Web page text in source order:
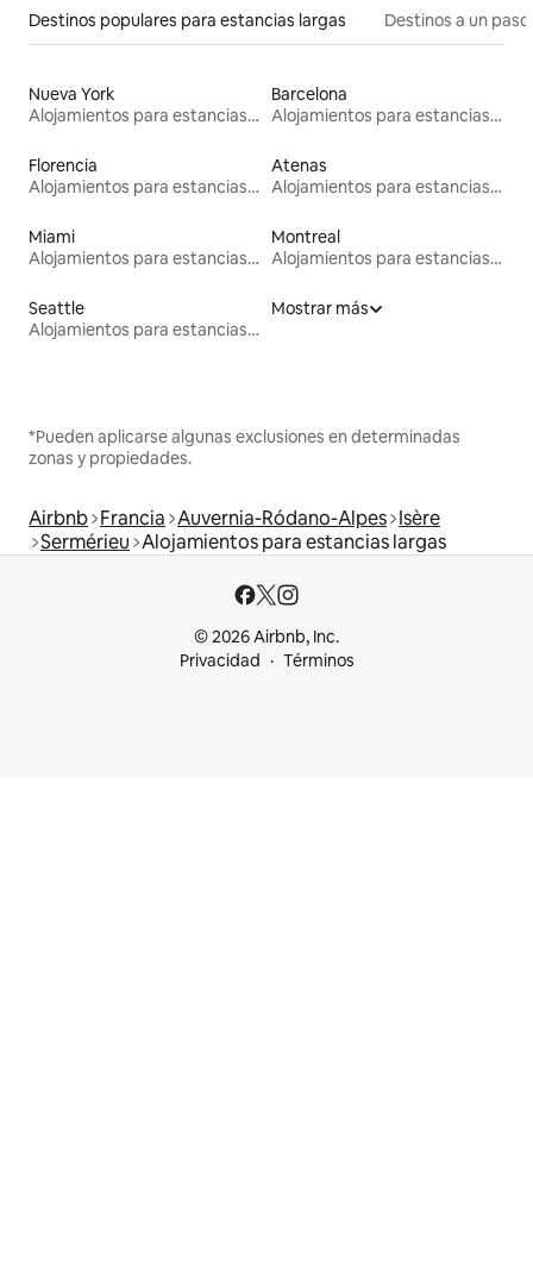
Destinos populares para estancias largas Destinos a un
Nueva York
Alojamientos para estancias largas
Barcelona
Alojamientos para estancias largas
Florencia
Alojamientos para estancias largas
Atenas
Alojamientos para estancias largas
Miami
Alojamientos para estancias largas
Montreal
Alojamientos para estancias largas
Seattle
Alojamientos para estancias largas
Mostrar más
*Pueden aplicarse algunas exclusiones en determinadas
zonas y propiedades.
Airbnb Francia Auvernia-Ródano-Alpes Isère
Sermérieu Alojamientos para estancias largas
© 2026 Airbnb, Inc.
Privacidad
Términos